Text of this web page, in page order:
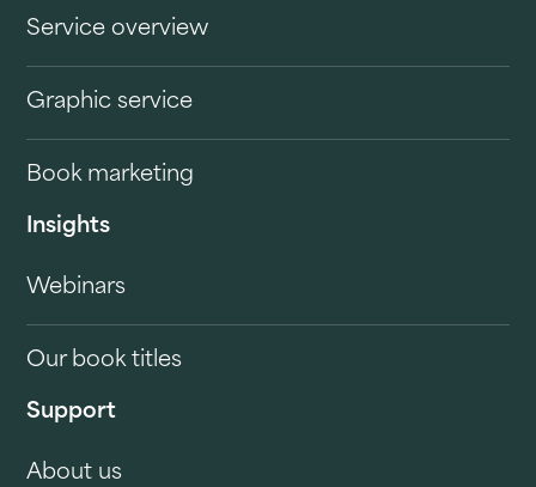
Service overview
Graphic service
Book marketing
Insights
Webinars
Our book titles
Support
About us